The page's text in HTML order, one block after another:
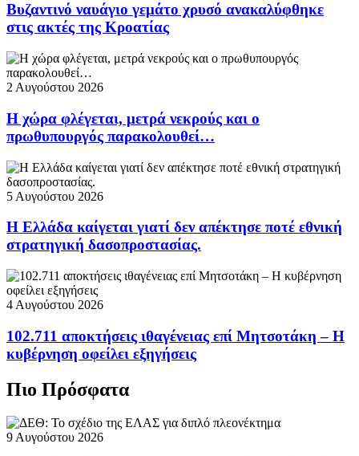
Βυζαντινό ναυάγιο γεμάτο χρυσό ανακαλύφθηκε
στις ακτές της Κροατίας
2 Αυγούστου 2026
Η χώρα φλέγεται, μετρά νεκρούς και ο
πρωθυπουργός παρακολουθεί…
5 Αυγούστου 2026
Η Ελλάδα καίγεται γιατί δεν απέκτησε ποτέ εθνική
στρατηγική δασοπροστασίας.
4 Αυγούστου 2026
102.711 αποκτήσεις ιθαγένειας επί Μητσοτάκη – Η
κυβέρνηση οφείλει εξηγήσεις
Πιο Πρόσφατα
9 Αυγούστου 2026